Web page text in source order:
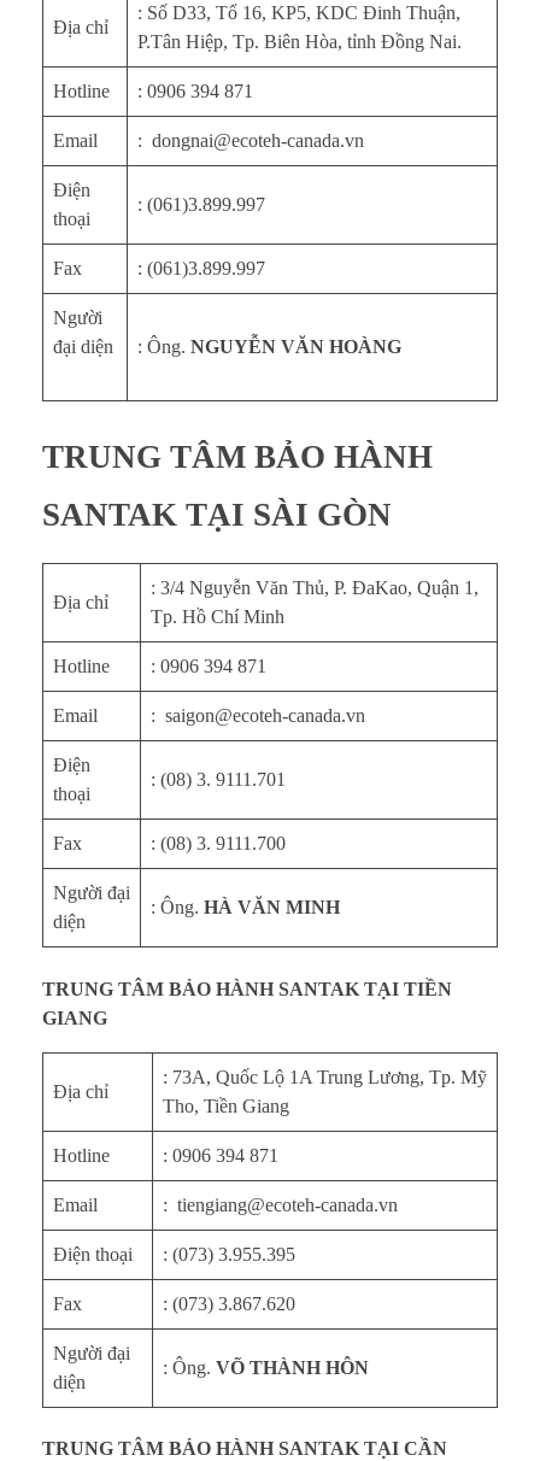
Địa chỉ
: Số D33, Tổ 16, KP5, KDC Đinh Thuận,
P.Tân Hiệp, Tp. Biên Hòa, tỉnh Đồng Nai.
Hotline : 0906 394 871
Email : dongnai@ecoteh-canada.vn
Điện
thoại
: (061)3.899.997
Fax : (061)3.899.997
Người
đại diện
: Ông. NGUYỄN VĂN HOÀNG
TRUNG TÂM BẢO HÀNH
SANTAK TẠI SÀI GÒN
Địa chỉ
: 3/4 Nguyễn Văn Thủ, P. ĐaKao, Quận 1,
Tp. Hồ Chí Minh
Hotline : 0906 394 871
Email : saigon@ecoteh-canada.vn
Điện
thoại
: (08) 3. 9111.701
Fax : (08) 3. 9111.700
Người đại
diện
: Ông. HÀ VĂN MINH
TRUNG TÂM BẢO HÀNH SANTAK TẠI TIỀN
GIANG
Địa chỉ
: 73A, Quốc Lộ 1A Trung Lương, Tp. Mỹ
Tho, Tiền Giang
Hotline : 0906 394 871
Email : tiengiang@ecoteh-canada.vn
Điện thoại : (073) 3.955.395
Fax : (073) 3.867.620
Người đại
diện
: Ông. VÕ THÀNH HÔN
TRUNG TÂM BẢO HÀNH SANTAK TẠI CẦN